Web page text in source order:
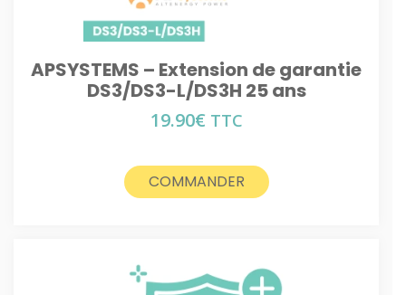
APSYSTEMS – Extension de garantie
DS3/DS3-L/DS3H 25 ans
19.90€ TTC
COMMANDER